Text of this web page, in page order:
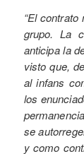
“El
grupo. La
anticipa la
visto que,
al infans
los
se
y como